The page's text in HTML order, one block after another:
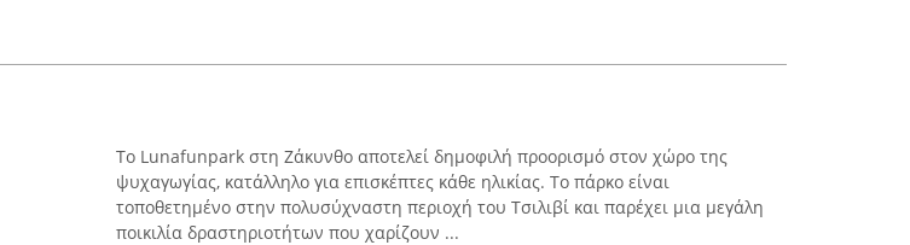
Το Lunafunpark στη Ζάκυνθο αποτελεί δημοφιλή προορισμό στον χώρο της
ψυχαγωγίας, κατάλληλο για επισκέπτες κάθε ηλικίας. Το πάρκο είναι
τοποθετημένο στην πολυσύχναστη περιοχή του Τσιλιβί και παρέχει μια μεγάλη
ποικιλία δραστηριοτήτων που χαρίζουν ...